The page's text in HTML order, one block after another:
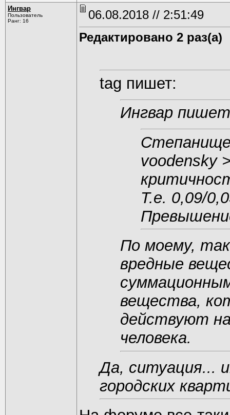
Ингвар
Пользователь
Ранг: 16
06.08.2018 // 2:51:49
Редактировано 2 раз(а)
tag пишет:
Ингвар
voodensky
Т.е. 0,09/
По моему,
вредные
вещества,
действуют
человека.
Да, ситуация...
городских